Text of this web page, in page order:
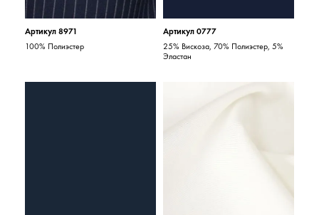
Артикул 8971
100% Полиэстер
Артикул 0777
25% Вискоза, 70% Полиэстер, 5%
Эластан